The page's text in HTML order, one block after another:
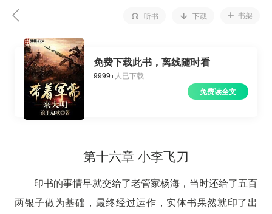
听书 下载 书架
免费下载此书，离线随时看
9999+人已下载
免费读全文
第十六章 小李飞刀
印书的事情早就交给了老管家杨海，当时还给了五百
两银子做为基础，最终经过运作，实体书果然就印了出